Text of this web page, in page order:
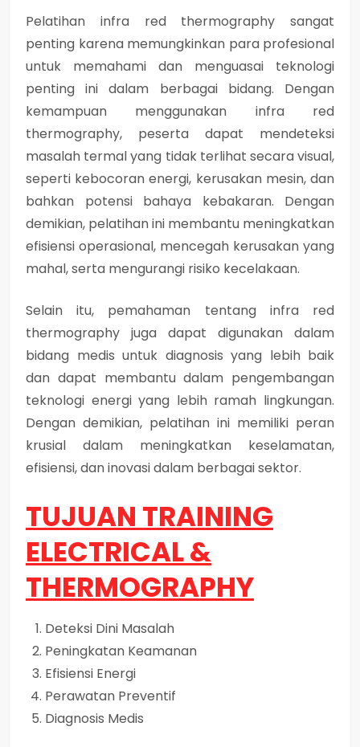
Pelatihan infra red thermography sangat
penting karena memungkinkan para profesional
untuk memahami dan menguasai teknologi
penting ini dalam berbagai bidang. Dengan
kemampuan menggunakan infra red
thermography, peserta dapat mendeteksi
masalah termal yang tidak terlihat secara visual,
seperti kebocoran energi, kerusakan mesin, dan
bahkan potensi bahaya kebakaran. Dengan
demikian, pelatihan ini membantu meningkatkan
efisiensi operasional, mencegah kerusakan yang
mahal, serta mengurangi risiko kecelakaan.
Selain itu, pemahaman tentang infra red
thermography juga dapat digunakan dalam
bidang medis untuk diagnosis yang lebih baik
dan dapat membantu dalam pengembangan
teknologi energi yang lebih ramah lingkungan.
Dengan demikian, pelatihan ini memiliki peran
krusial dalam meningkatkan keselamatan,
efisiensi, dan inovasi dalam berbagai sektor.
TUJUAN TRAINING
ELECTRICAL &
THERMOGRAPHY
Deteksi Dini Masalah
Peningkatan Keamanan
Efisiensi Energi
Perawatan Preventif
Diagnosis Medis